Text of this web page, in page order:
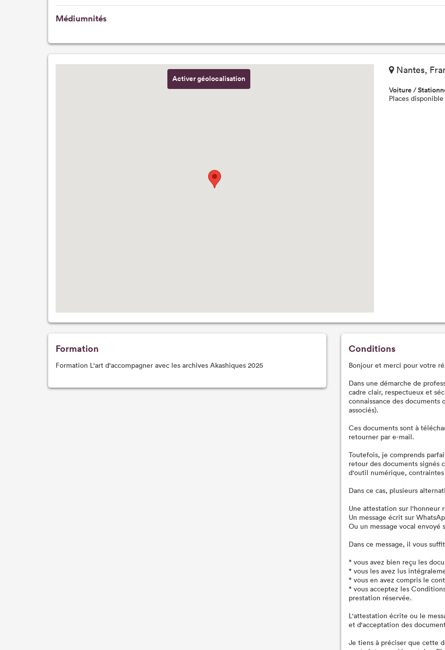
Médiumnités
Activer géolocalisation
Nantes,
Voiture /
Places disponible
Formation
Formation L'art d'accompagner avec les archives Akashiques 2025
Conditions
Bonjour et merci pour votre
Dans une démarche de
cadre clair, respectueux et
connaissance des documents
associés).
Ces documents sont à
retourner par e-mail.
Toutefois, je comprends
retour des documents signés
d'outil numérique,
Dans ce cas, plusieurs
Une attestation sur l'honneur
Un message écrit sur
Ou un message vocal envoyé
Dans ce message, il vous
* vous avez bien reçu les
* vous les avez lus
* vous en avez compris le
* vous acceptez les
prestation réservée.
L'attestation écrite ou le
et d'acceptation des
Je tiens à préciser que cette